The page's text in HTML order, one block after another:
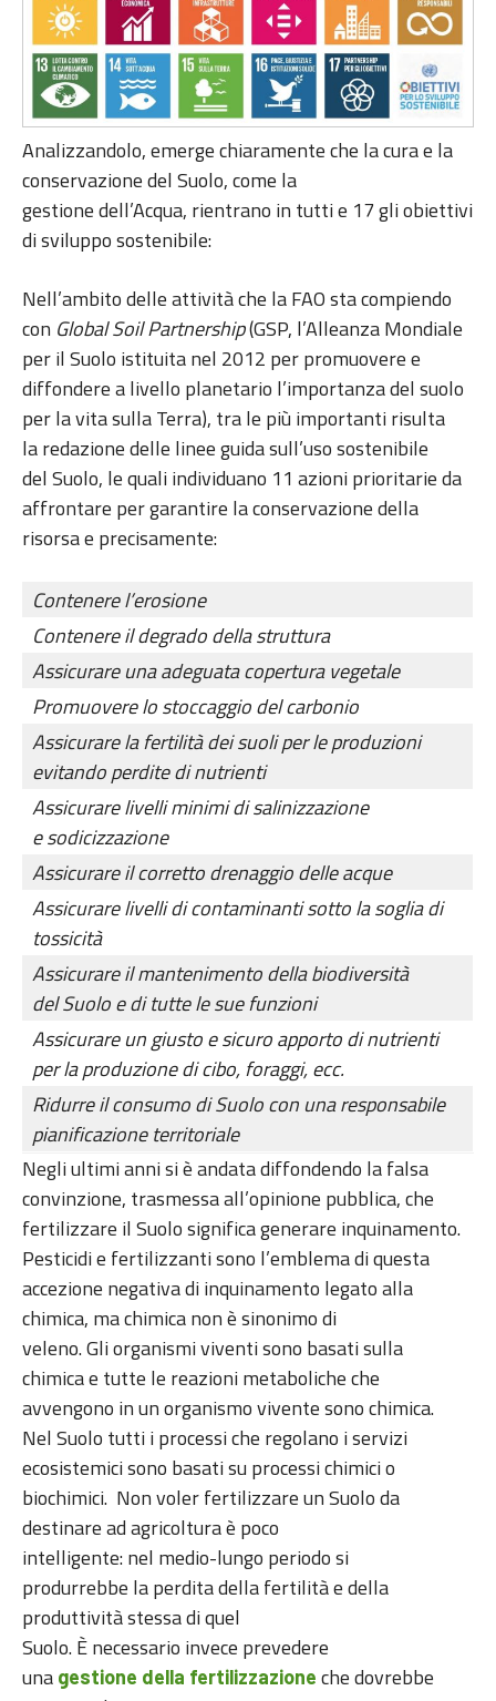
Analizzandolo, emerge chiaramente che la cura e la
conservazione del Suolo, come la
gestione dell’Acqua, rientrano in tutti e 17 gli obiettivi
di sviluppo sostenibile:
Nell’ambito delle attività che la FAO sta compiendo
con Global Soil Partnership(GSP, l’Alleanza Mondiale
per il Suolo istituita nel 2012 per promuovere e
diffondere a livello planetario l’importanza del suolo
per la vita sulla Terra), tra le più importanti risulta
la redazione delle linee guida sull’uso sostenibile
del Suolo, le quali individuano 11 azioni prioritarie da
affrontare per garantire la conservazione della
risorsa e precisamente:
Contenere l’erosione
Contenere il degrado della struttura
Assicurare una adeguata copertura vegetale
Promuovere lo stoccaggio del carbonio
Assicurare la fertilità dei suoli per le produzioni
evitando perdite di nutrienti
Assicurare livelli minimi di salinizzazione
e sodicizzazione
Assicurare il corretto drenaggio delle acque
Assicurare livelli di contaminanti sotto la soglia di
tossicità
Assicurare il mantenimento della biodiversità
del Suolo e di tutte le sue funzioni
Assicurare un giusto e sicuro apporto di nutrienti
per la produzione di cibo, foraggi, ecc.
Ridurre il consumo di Suolo con una responsabile
pianificazione territoriale
Negli ultimi anni si è andata diffondendo la falsa
convinzione, trasmessa all’opinione pubblica, che
fertilizzare il Suolo significa generare inquinamento.
Pesticidi e fertilizzanti sono l’emblema di questa
accezione negativa di inquinamento legato alla
chimica, ma chimica non è sinonimo di
veleno. Gli organismi viventi sono basati sulla
chimica e tutte le reazioni metaboliche che
avvengono in un organismo vivente sono chimica.
Nel Suolo tutti i processi che regolano i servizi
ecosistemici sono basati su processi chimici o
biochimici. Non voler fertilizzare un Suolo da
destinare ad agricoltura è poco
intelligente: nel medio-lungo periodo si
produrrebbe la perdita della fertilità e della
produttività stessa di quel
Suolo. È necessario invece prevedere
una gestione della fertilizzazione che dovrebbe